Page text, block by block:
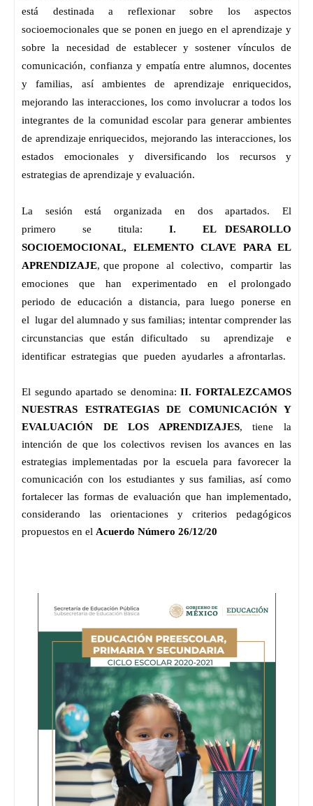
está destinada a reflexionar sobre los aspectos
socioemocionales que se ponen en juego en el aprendizaje y
sobre la necesidad de establecer y sostener vínculos de
comunicación, confianza y empatía entre alumnos, docentes
y familias, así ambientes de aprendizaje enriquecidos,
mejorando las interacciones, los como involucrar a todos los
integrantes de la comunidad escolar para generar ambientes
de aprendizaje enriquecidos, mejorando las interacciones, los
estados emocionales y diversificando los recursos y
estrategias de aprendizaje y evaluación.
La   sesión   está   organizada   en   dos   apartados.   El
primero   se   titula: I.   EL DESAROLLO
SOCIOEMOCIONAL, ELEMENTO CLAVE PARA EL
APRENDIZAJE, que propone  al  colectivo,  compartir  las
emociones  que  han  experimentado  en  el prolongado
periodo  de  educación  a  distancia,  para  luego  ponerse  en
el  lugar del alumnado y sus familias; intentar comprender las
circunstancias que están dificultado  su  aprendizaje  e
identificar  estrategias  que  pueden  ayudarles  a afrontarlas.
El segundo apartado se denomina: II. FORTALEZCAMOS
NUESTRAS ESTRATEGIAS DE COMUNICACIÓN Y
EVALUACIÓN DE LOS APRENDIZAJES, tiene la
intención de que los colectivos revisen los avances en las
estrategias implementadas por la escuela para favorecer la
comunicación con los estudiantes y sus familias, así como
fortalecer las formas de evaluación que han implementado,
considerando las orientaciones y criterios pedagógicos
propuestos en el Acuerdo Número 26/12/20